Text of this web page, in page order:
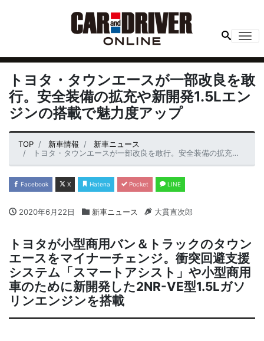
トヨタ・タウンエースが一部改良を敢
行。安全装備の拡充や新開発1.5Lエン
ジンの搭載で魅力度アップ
TOP 新車情報
新車ニュース
トヨタ・タウンエースが一部改良を敢行。安全装備の拡充や新開発1.5Lエンジンの搭載で魅力度アップ
Facebook X Hatena Pocket LINE
2020年6月22日 新車ニュース 大貫直次郎
トヨタが小型商用バン＆トラックのタウン
エースをマイナーチェンジ。衝突回避支援
システム「スマートアシスト」や小型商用
車のために新開発した2NR-VE型1.5Lガソ
リンエンジンを搭載